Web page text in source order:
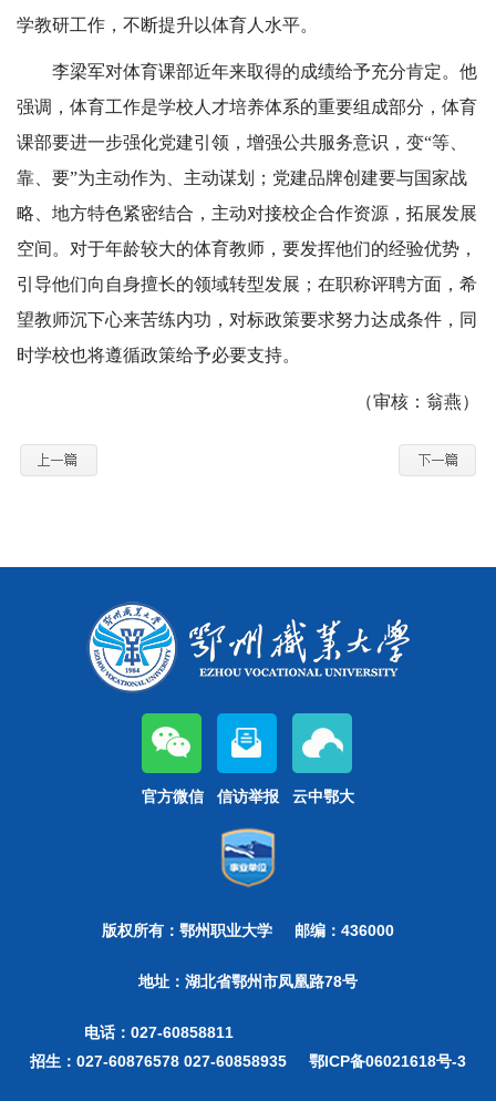
学教研工作，不断提升以体育人水平。
李梁军对体育课部近年来取得的成绩给予充分肯定。他
强调，体育工作是学校人才培养体系的重要组成部分，体育
课部要进一步强化党建引领，增强公共服务意识，变“等、
靠、要”为主动作为、主动谋划；党建品牌创建要与国家战
略、地方特色紧密结合，主动对接校企合作资源，拓展发展
空间。对于年龄较大的体育教师，要发挥他们的经验优势，
引导他们向自身擅长的领域转型发展；在职称评聘方面，希
望教师沉下心来苦练内功，对标政策要求努力达成条件，同
时学校也将遵循政策给予必要支持。
（审核：翁燕）
官方微信 信访举报 云中鄂大
版权所有：鄂州职业大学 邮编：436000
地址：湖北省鄂州市凤凰路78号
电话：027-60858811
招生：027-60876578 027-60858935
鄂ICP备06021618号-3